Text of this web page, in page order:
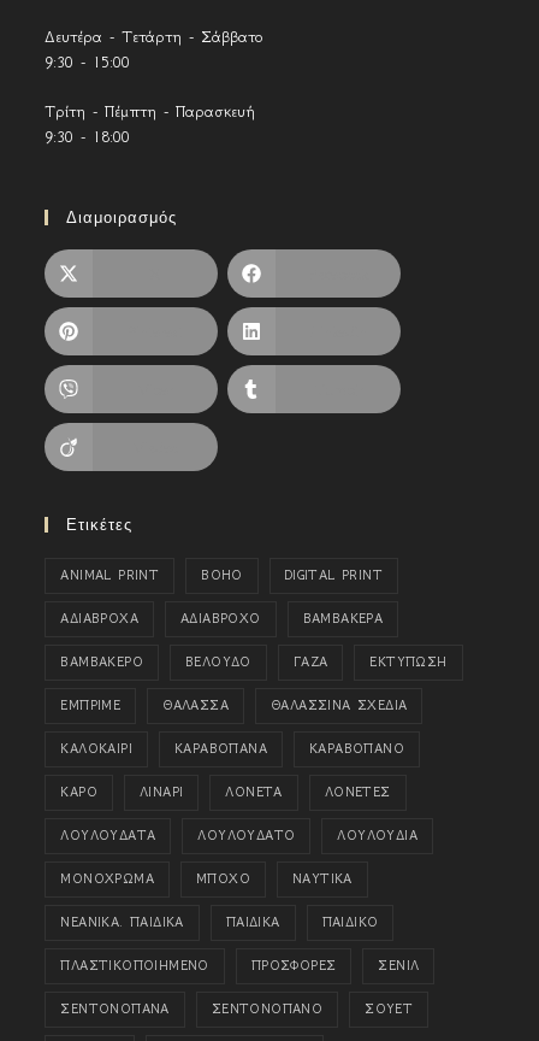
Δευτέρα - Τετάρτη - Σάββατο
9:30 - 15:00
Τρίτη - Πέμπτη - Παρασκευή
9:30 - 18:00
Διαμοιρασμός
Ετικέτες
ANIMAL PRINT BOHO DIGITAL PRINT
ΑΔΙΑΒΡΟΧΑ ΑΔΙΑΒΡΟΧΟ ΒΑΜΒΑΚΕΡΑ
ΒΑΜΒΑΚΕΡΟ ΒΕΛΟΥΔΟ ΓΑΖΑ ΕΚΤΥΠΩΣΗ
ΕΜΠΡΙΜΕ ΘΑΛΑΣΣΑ ΘΑΛΑΣΣΙΝΑ ΣΧΕΔΙΑ
ΚΑΛΟΚΑΙΡΙ ΚΑΡΑΒΟΠΑΝΑ ΚΑΡΑΒΟΠΑΝΟ
ΚΑΡΟ ΛΙΝΑΡΙ ΛΟΝΕΤΑ ΛΟΝΕΤΕΣ
ΛΟΥΛΟΥΔΑΤΑ ΛΟΥΛΟΥΔΑΤΟ ΛΟΥΛΟΥΔΙΑ
ΜΟΝΟΧΡΩΜΑ ΜΠΟΧΟ ΝΑΥΤΙΚΑ
ΝΕΑΝΙΚΑ. ΠΑΙΔΙΚΑ ΠΑΙΔΙΚΑ ΠΑΙΔΙΚΟ
ΠΛΑΣΤΙΚΟΠΟΙΗΜΕΝΟ ΠΡΟΣΦΟΡΕΣ ΣΕΝΙΛ
ΣΕΝΤΟΝΟΠΑΝΑ ΣΕΝΤΟΝΟΠΑΝΟ ΣΟΥΕΤ